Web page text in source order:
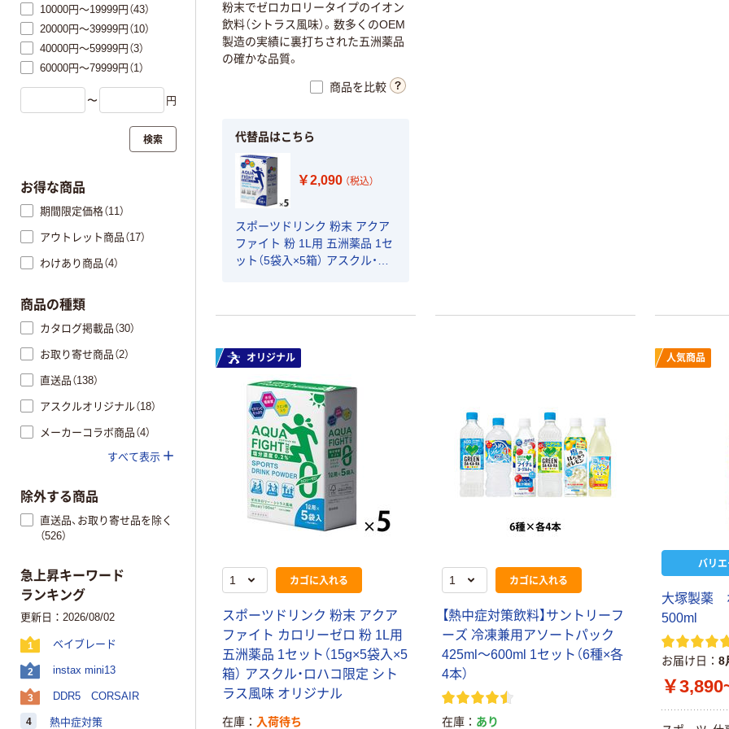
粉末でゼロカロリータイプのイオン
飲料（シトラス風味）。数多くのOEM
製造の実績に裏打ちされた五洲薬品
の確かな品質。
商品を比較
代替品はこちら
￥2,090 （税込）
スポーツドリンク 粉末 アクア
ファイト 粉 1L用 五洲薬品 1セ
ット（5袋入×5箱） アスクル・ロ
オリジナル
カゴに入れる
スポーツドリンク 粉末 アクア
ファイト カロリーゼロ 粉 1L用
五洲薬品 1セット（15g×5袋入×5
箱） アスクル・ロハコ限定 シト
ラス風味 オリジナル
在庫 入荷待ち
カゴに入れる
【熱中症対策飲料】サントリーフ
ーズ 冷凍兼用アソートパック
425ml～600ml 1セット（6種×各
4本）
在庫 あり
人気商品
バリエ
大塚製薬
500ml
お届け日 8
￥
10000円～19999円（43）
20000円～39999円（10）
40000円～59999円（3）
60000円～79999円（1）
〜 円
検索
お得な商品
期間限定価格（11）
アウトレット商品（17）
わけあり商品（4）
商品の種類
カタログ掲載品（30）
お取り寄せ商品（2）
直送品（138）
アスクルオリジナル（18）
メーカーコラボ商品（4）
すべて表示
除外する商品
直送品、お取り寄せ品を除く
（526）
急上昇キーワード
ランキング
更新日：2026/08/02
1 ベイブレード
2 instax mini13
3 DDR5 CORSAIR
4 熱中症対策